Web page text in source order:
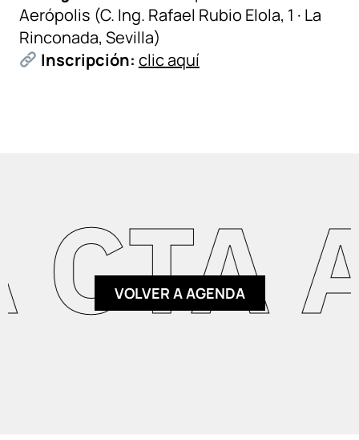
Aerópolis (C. Ing. Rafael Rubio Elola, 1 · La
Rinconada, Sevilla)
Inscripción: clic aquí
VOLVER A AGENDA